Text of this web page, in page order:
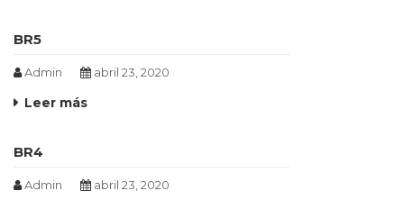
BR5
Admin abril 23, 2020
Leer más
BR4
Admin abril 23, 2020